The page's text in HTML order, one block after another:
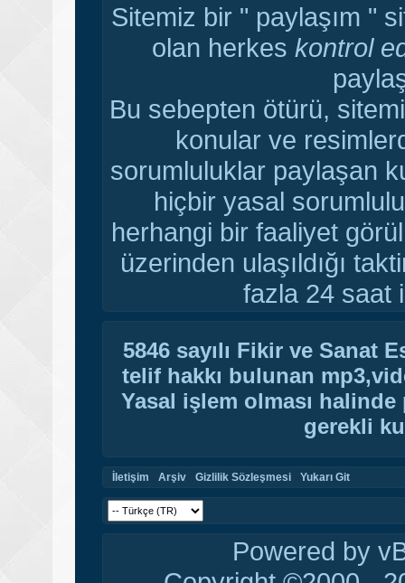
Sitemiz bir " paylaşım "
olan herkes kontrol
Bu sebepten ötürü,
konular ve
sorumluluklar paylaşan
hiçbir yasal
herhangi bir faaliyet
üzerinden ulaşıldığı
fazla 24 saat
5846 sayılı Fikir ve Sanat
telif hakkı bulunan
Yasal işlem olması
gerekli
İletişim Arşiv Gizlilik Sözleşmesi Yukarı Git
Powered by